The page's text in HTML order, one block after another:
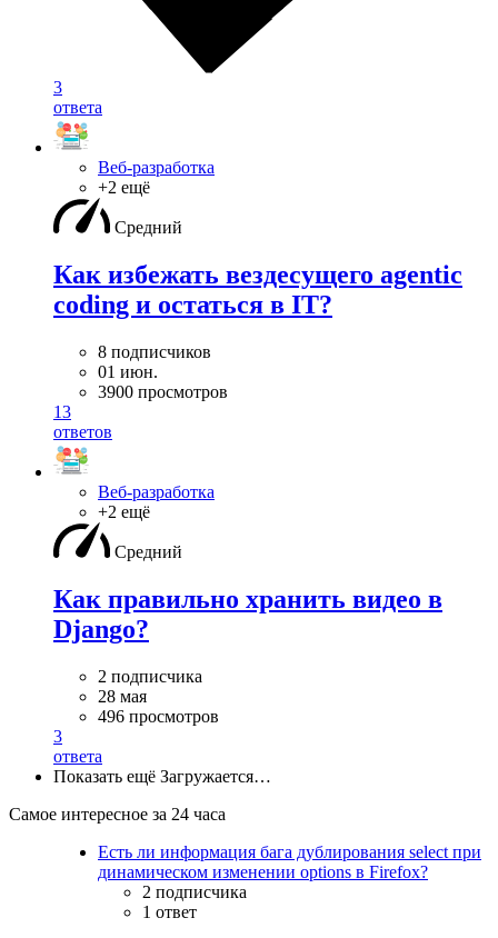
3
ответа
Веб-разработка
+2 ещё
Средний
Как избежать вездесущего agentic
coding и остаться в IT?
8 подписчиков
01 июн.
3900 просмотров
13
ответов
Веб-разработка
+2 ещё
Средний
Как правильно хранить видео в
Django?
2 подписчика
28 мая
496 просмотров
3
ответа
Показать ещё Загружается…
Самое интересное за 24 часа
Есть ли информация бага дублирования select при
динамическом изменении options в Firefox?
2 подписчика
1 ответ